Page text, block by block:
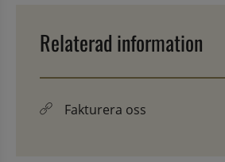
Relaterad information
Fakturera oss